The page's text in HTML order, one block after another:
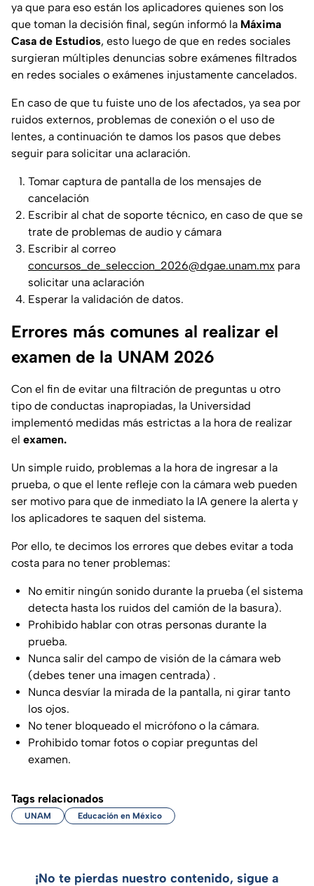
ya que para eso están los aplicadores quienes son los
que toman la decisión final, según informó la Máxima
Casa de Estudios, esto luego de que en redes sociales
surgieran múltiples denuncias sobre exámenes filtrados
en redes sociales o exámenes injustamente cancelados.
En caso de que tu fuiste uno de los afectados, ya sea por
ruidos externos, problemas de conexión o el uso de
lentes, a continuación te damos los pasos que debes
seguir para solicitar una aclaración.
Tomar captura de pantalla de los mensajes de
cancelación
Escribir al chat de soporte técnico, en caso de que se
trate de problemas de audio y cámara
Escribir al correo
concursos_de_seleccion_2026@dgae.unam.mx para
solicitar una aclaración
Esperar la validación de datos.
Errores más comunes al realizar el
examen de la UNAM 2026
Con el fin de evitar una filtración de preguntas u otro
tipo de conductas inapropiadas, la Universidad
implementó medidas más estrictas a la hora de realizar
el examen.
Un simple ruido, problemas a la hora de ingresar a la
prueba, o que el lente refleje con la cámara web pueden
ser motivo para que de inmediato la IA genere la alerta y
los aplicadores te saquen del sistema.
Por ello, te decimos los errores que debes evitar a toda
costa para no tener problemas:
No emitir ningún sonido durante la prueba (el sistema
detecta hasta los ruidos del camión de la basura).
Prohibido hablar con otras personas durante la
prueba.
Nunca salir del campo de visión de la cámara web
(debes tener una imagen centrada) .
Nunca desvíar la mirada de la pantalla, ni girar tanto
los ojos.
No tener bloqueado el micrófono o la cámara.
Prohibido tomar fotos o copiar preguntas del
examen.
Tags relacionados
UNAM Educación en México
¡No te pierdas nuestro contenido, sigue a